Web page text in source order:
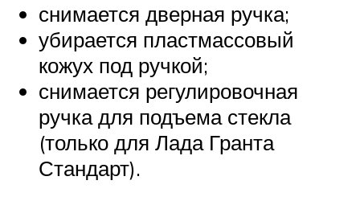
снимается дверная ручка;
убирается пластмассовый
кожух под ручкой;
снимается регулировочная
ручка для подъема стекла
(только для Лада Гранта
Стандарт).